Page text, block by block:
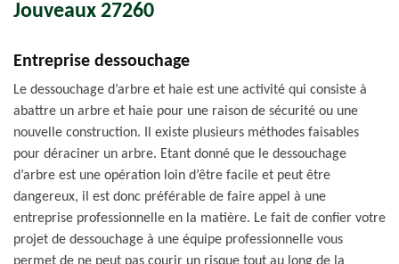
Jouveaux 27260
Entreprise dessouchage
Le dessouchage d’arbre et haie est une activité qui consiste à
abattre un arbre et haie pour une raison de sécurité ou une
nouvelle construction. Il existe plusieurs méthodes faisables
pour déraciner un arbre. Etant donné que le dessouchage
d’arbre est une opération loin d’être facile et peut être
dangereux, il est donc préférable de faire appel à une
entreprise professionnelle en la matière. Le fait de confier votre
projet de dessouchage à une équipe professionnelle vous